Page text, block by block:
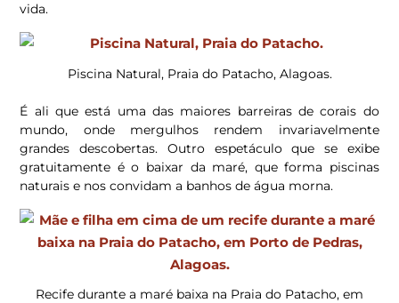
vida.
Piscina Natural, Praia do Patacho, Alagoas.
É ali que está uma das maiores barreiras de corais do
mundo, onde mergulhos rendem invariavelmente
grandes descobertas. Outro espetáculo que se exibe
gratuitamente é o baixar da maré, que forma piscinas
naturais e nos convidam a banhos de água morna.
Recife durante a maré baixa na Praia do Patacho, em